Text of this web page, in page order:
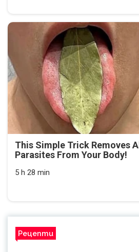
This Simple Trick Removes All
Parasites From Your Body!
5 h 28 min
Рецепти